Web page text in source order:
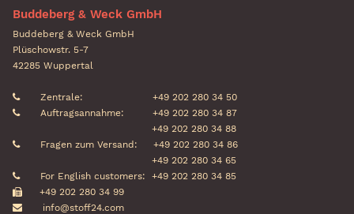
Buddeberg & Weck GmbH
Buddeberg & Weck GmbH
Plüschowstr. 5-7
42285 Wuppertal
Zentrale:
+49 202 280 34 50
Auftragsannahme:
+49 202 280 34 87
+49 202 280 34 88
Fragen zum Versand:
+49 202 280 34 86
+49 202 280 34 65
For English customers:
+49 202 280 34 85
+49 202 280 34 99
info@stoff24.com